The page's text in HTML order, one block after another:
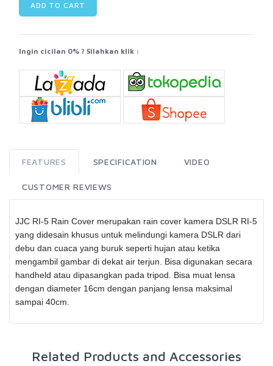
ADD TO CART
Ingin cicilan 0% ? Silahkan klik :
FEATURES SPECIFICATION VIDEO
CUSTOMER REVIEWS
JJC RI-5 Rain Cover merupakan rain cover kamera DSLR RI-5
yang didesain khusus untuk melindungi kamera DSLR dari
debu dan cuaca yang buruk seperti hujan atau ketika
mengambil gambar di dekat air terjun. Bisa digunakan secara
handheld atau dipasangkan pada tripod. Bisa muat lensa
dengan diameter 16cm dengan panjang lensa maksimal
sampai 40cm.
Related Products and Accessories